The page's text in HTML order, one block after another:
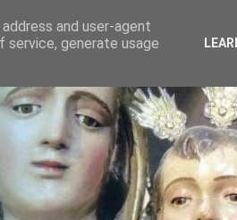
and user-agent
service, generate usage